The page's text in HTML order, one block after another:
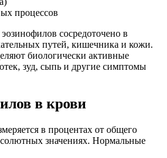
процессов
сосредоточено в
путей, кишечника и кожи.
биологически активные
зуд, сыпь и другие симптомы
в крови
в процентах от общего
значениях. Нормальные